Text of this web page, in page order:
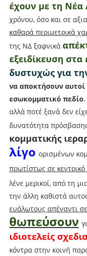
έχουν με τη Νέα
χρόνου, όσο και σε
καθαρά περιμετρικά
της ΝΔ ξαφνικά
εξειδίκευση
δυστυχώς για
να αποκτήσουν
εσωκομματικό πεδίο.
αλλά ποτέ ξανά δεν
δυνατότητα
κομματικής
λίγο ορισμένων
πρωτίστως σε κεντρικό
λένε μερικοί, από τη
την άλλη καθιστά
ευάλωτους απέναντι
θωπεύσουν
ιδιοτελείς
κόντρα στην κοινή